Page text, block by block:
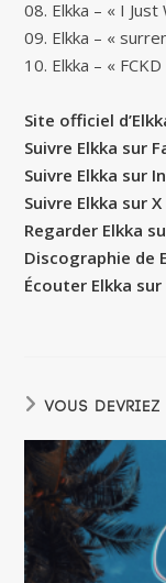
08. Elkka – « I
09. Elkka – «
10. Elkka – «
Site officiel
Suivre Elkka sur
Suivre Elkka sur
Suivre Elkka sur X
Regarder Elkka
Discographie de
Écouter Elkka sur
VOUS DEVRIEZ